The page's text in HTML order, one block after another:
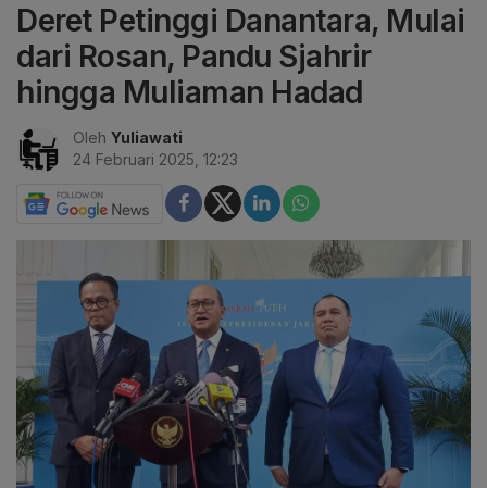
Deret Petinggi Danantara, Mulai
dari Rosan, Pandu Sjahrir
hingga Muliaman Hadad
Oleh Yuliawati
24 Februari 2025, 12:23